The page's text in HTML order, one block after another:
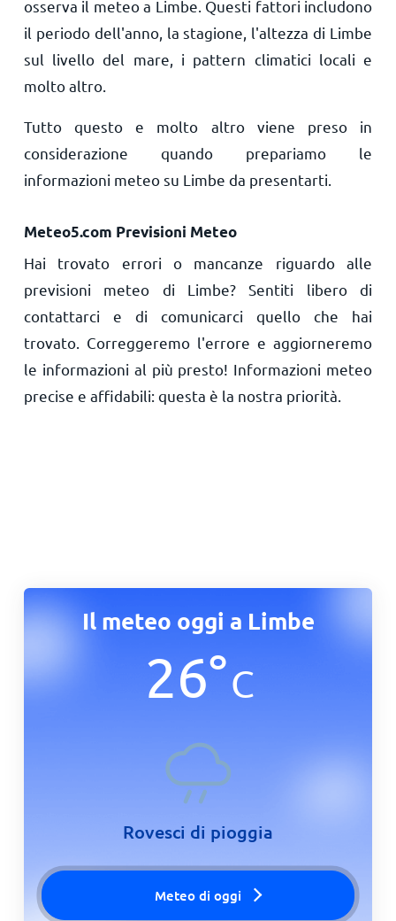
osserva il meteo a Limbe. Questi fattori includono
il periodo dell'anno, la stagione, l'altezza di Limbe
sul livello del mare, i pattern climatici locali e
molto altro.
Tutto questo e molto altro viene preso in
considerazione quando prepariamo le
informazioni meteo su Limbe da presentarti.
Meteo5.com Previsioni Meteo
Hai trovato errori o mancanze riguardo alle
previsioni meteo di Limbe? Sentiti libero di
contattarci e di comunicarci quello che hai
trovato. Correggeremo l'errore e aggiorneremo
le informazioni al più presto! Informazioni meteo
precise e affidabili: questa è la nostra priorità.
Il meteo oggi a Limbe
26°C
Rovesci di pioggia
Meteo di oggi